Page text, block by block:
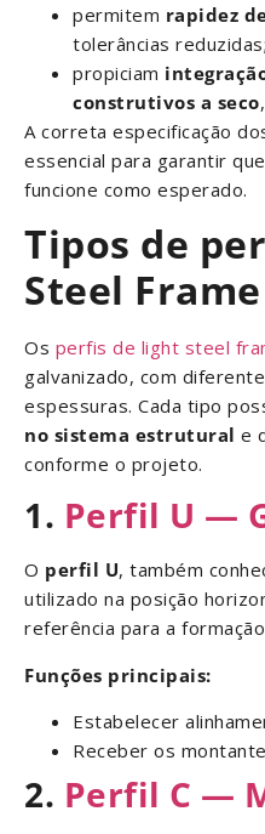
permitem rapidez
tolerâncias reduzidas;
propiciam
construtivos a seco
A correta especificação
essencial para garantir
funcione como esperado.
Tipos de
Steel Frame
Os perfis de light steel
galvanizado, com
espessuras. Cada tipo
no sistema estrutural e
conforme o projeto.
1. Perfil U —
O perfil U, também
utilizado na posição
referência para a
Funções principais:
Estabelecer
Receber os
2. Perfil C —